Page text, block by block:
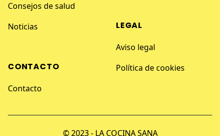
Consejos de salud
Noticias
CONTACTO
Contacto
LEGAL
Aviso legal
Política de cookies
© 2023 - LA COCINA SANA